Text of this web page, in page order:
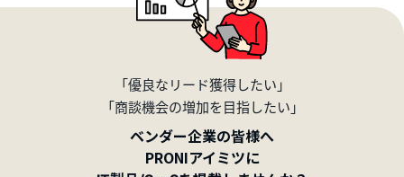
「優良なリード獲得したい」
「商談機会の増加を目指したい」
ベンダー企業の皆様へ
PRONIアイミツに